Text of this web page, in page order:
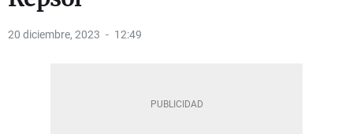
20 diciembre, 2023 12:49